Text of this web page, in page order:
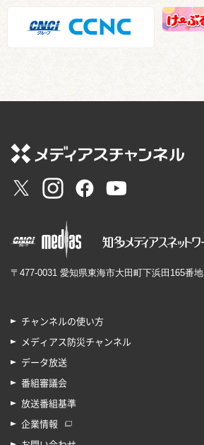
〒477-0031 愛知県東海市大田町下浜田165番地
チャンネルの使い方
メディアス防災チャンネル
データ放送
番組審議会
放送番組基準
企業情報